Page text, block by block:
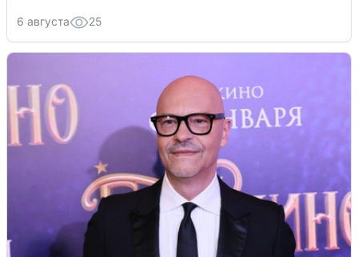
6 августа 25